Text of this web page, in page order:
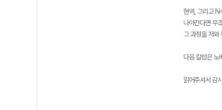
현역, 그리고 N
나아간다면 무
그 과정을 저와
다음 칼럼은 노
읽어주셔서 감